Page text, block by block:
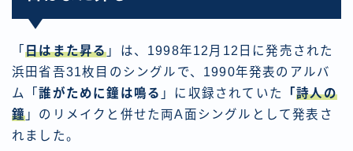
「日はまた昇る 」は、1998年12月12日に発売された
浜田省吾31枚目のシングルで、1990年発表のアルバ
ム「誰がために鐘は鳴る 」に収録されていた 「詩人の
鐘 」のリメイクと併せた両A面シングルとして発表さ
れました。